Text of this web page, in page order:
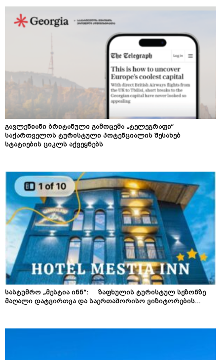
გავლენიანი ბრიტანული გამოცემა „ტელეგრაფი“
საქართველოს ტურისტული პოტენციალის შესახებ
სტატიების ციკლს აქვეყნებს
სასტუმრო „მესტია ინნ“: ზაფხულის ტურისტულ სეზონზე
მაღალი დატვირთვა და საერთაშორისო ვიზიტორების...